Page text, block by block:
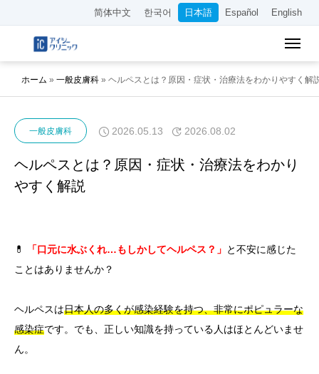
简体中文 한국어 日本語 Español English
ホーム » 一般皮膚科 » ヘルペスとは？原因・症状・治療法をわかりやすく解
一般皮膚科 2026.05.13 2026.08.02
ヘルペスとは？原因・症状・治療法をわかり
やすく解説
💊 「口元に水ぶくれ…もしかしてヘルペス？」 と不安に感じた
ことはありませんか？
ヘルペスは日本人の多くが感染経験を持つ、非常にポピュラーな
感染症です。でも、正しい知識を持っている人はほとんどいませ
ん。